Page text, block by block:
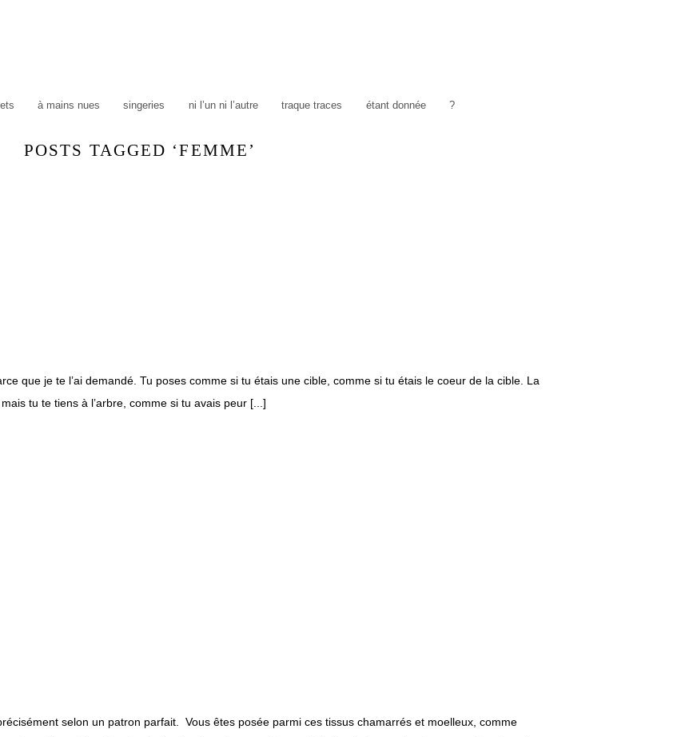
à mains nues singeries ni l’un ni l’autre traque traces étant donnée ?
POSTS TAGGED ‘FEMME’
que je te l’ai demandé. Tu poses comme si tu étais une cible, comme si tu étais le coeur de la cible. La
tu te tiens à l’arbre, comme si tu avais peur [...]
selon un patron parfait. Vous êtes posée parmi ces tissus chamarrés et moelleux, comme